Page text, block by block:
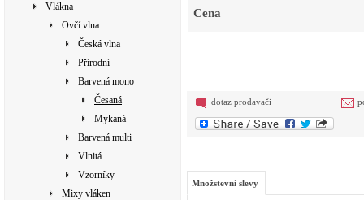
Vlákna
Ovčí vlna
Česká vlna
Přírodní
Barvená mono
Česaná
Mykaná
Barvená multi
Vlnitá
Vzorníky
Mixy vláken
Cena
dotaz prodavači
Množstevní slevy